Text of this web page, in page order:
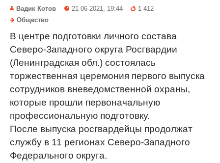
Вадик Котов 21-06-2021, 19:44
1 412
Общество
В центре подготовки личного состава
Северо-Западного округа Росгвардии
(Ленинградская обл.) состоялась
торжественная церемония первого выпуска
сотрудников вневедомственной охраны,
которые прошли первоначальную
профессиональную подготовку.
После выпуска росгвардейцы продолжат
службу в 11 регионах Северо-Западного
Федерального округа.